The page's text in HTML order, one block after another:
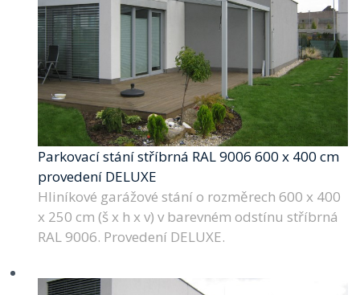
Parkovací stání stříbrná RAL 9006 600 x 400 cm
provedení DELUXE
Hliníkové garážové stání o rozměrech 600 x 400
x 250 cm (š x h x v) v barevném odstínu stříbrná
RAL 9006. Provedení DELUXE.